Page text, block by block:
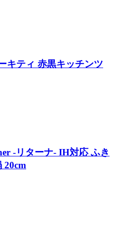
ティ 赤黒キッチンツ
-リターナ- IH対応 ふき
20cm